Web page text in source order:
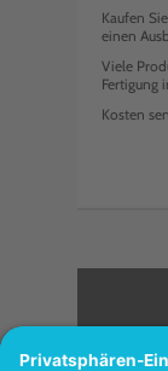
Kaufen
einen
Viele
Fertigung
Kosten